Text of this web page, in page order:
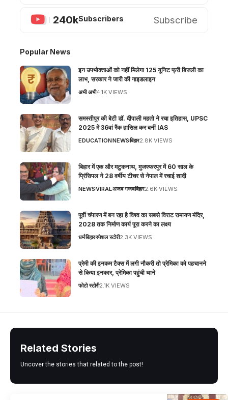
240kSubscribers Subscribe
Popular News
इन उपभोक्ताओं को नहीं मिलेगा 125 यूनिट फ्री बिजली का
लाभ, सरकार ने जारी की गाइडलाइन
अभी अभी4.1K VIEWS
समस्तीपुर की बेटी डॉ. दीपाली महतो ने रचा इतिहास, UPSC
2025 में 36वां रैंक हासिल कर बनीं IAS
EDUCATIONNEWSबिहार2.8K VIEWS
बिहार में एक और मटुकनाथ, मुजफ्फरपुर में 60 साल के
प्रिंसिपल ने 28 वर्षीय टीचर से नेपाल में रचाई शादी
NEWSVIRALअजब गजबबिहार2.6K VIEWS
पूर्वी चंपारण में बन रहा है विश्व का सबसे विराट रामायण मंदिर,
2028 तक निर्माण कार्य पूरा करने का लक्ष्य
धर्मबिहारस्पेशल स्टोरी2.3K VIEWS
प्रेमी की इनकम टैक्स में लगी नौकरी तो प्रेमिका को पहचानने
से किया इनकार, प्रेमिका पहुंची थाने
फोटो स्टोरी2.1K VIEWS
Related Stories
Uncover the stories that related to the post!